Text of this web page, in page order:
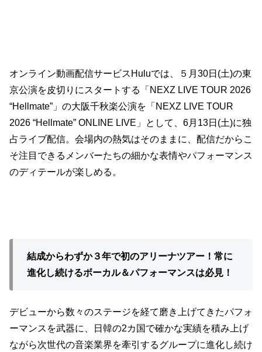
オンライン動画配信サービスHuluでは、５月30日(土)の東
京公演を皮切りにスタートする「NEXZ LIVE TOUR 2026
“Hellmate”」の大阪千秋楽公演を「NEXZ LIVE TOUR
2026 “Hellmate” ONLINE LIVE」として、6月13日(土)に独
占ライブ配信。会場内の熱気はそのままに、配信だからこ
そ注目できるメンバーたちの細かな表情やパフォーマンス
のディテールが楽しめる。
結成からわずか３年で初のアリーナツアー！常に
進化し続けるボーカル＆パフォーマンスは必見！
デビューから数々のステージを経て磨き上げてきたパフォ
ーマンスを武器に、日韓の2カ国で確かな実績を積み上げ
ながら次世代の音楽業界を牽引するグループに進化し続け